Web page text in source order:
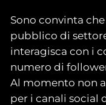
Sono convinta
pubblico di
interagisca con i
numero di
Al momento non
per i canali social